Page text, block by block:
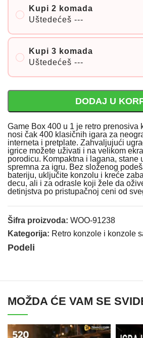
Kupi 2 komada
Uštedećeš ---
Kupi 3 komada
Uštedećeš ---
DODAJ U
Game Box 400 u 1 je retro prenosiva
nosi čak 400 klasičnih igara za
interneta i pretplate. Zahvaljujući
igrice možete uživati i na velikom
porodicu. Kompaktna i lagana, stane
spremna za igru. Bez složenog
bateriju, uključite konzolu i kreće
decu, ali i za odrasle koji žele da
detinjstva po pristupačnoj ceni od
Šifra proizvoda: WOO-91238
Kategorija: Retro konzole i konzole
Podeli
MOŽDA ĆE VAM SE